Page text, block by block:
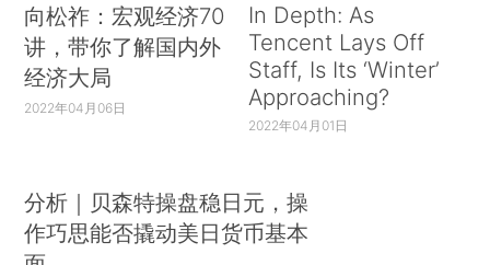
向松祚：宏观经济70
讲，带你了解国内外
经济大局
2022年04月06日
In Depth: As
Tencent Lays Off
Staff, Is Its ‘Winter’
Approaching?
2022年04月01日
分析｜贝森特操盘稳日元，操
作巧思能否撬动美日货币基本